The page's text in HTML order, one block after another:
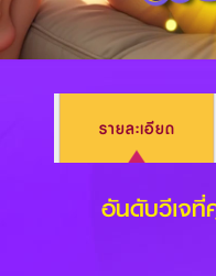
รายละเอียด
อันดับวีเจที่